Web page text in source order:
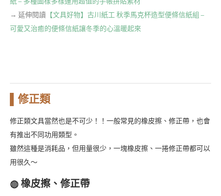
→ 延伸閱讀 【文具好物】古川紙工 秋季馬克杯造型便條信紙組 –
可愛又治癒的便條信紙讓冬季的心溫暖起來
▌修正類
修正類文具當然也是不可少！！一般常見的橡皮擦、修正帶，也會
有推出不同功用類型。
雖然這種是消耗品，但用量很少，一塊橡皮擦、一捲修正帶都可以
用很久～
◍ 橡皮擦、修正帶